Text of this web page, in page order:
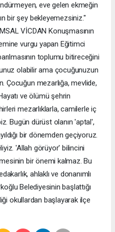
eve gelen ekmeğin
bir şey bekleyemezsiniz."
VİCDAN Konuşmasının
vurgu yapan Eğitimci
toplumu bitireceğini
olabilir ama çocuğunuzun
Çocuğun mezarlığa, mevlide,
ve ölümü şehrin
mezarlıklarla, camilerle iç
Bugün dürüst olanın 'aptal',
bir dönemden geçiyoruz.
'Allah görüyor' bilincini
bir önemi kalmaz. Bu
ahlaklı ve donanımlı
Belediyesinin başlattığı
okullardan başlayarak ilçe